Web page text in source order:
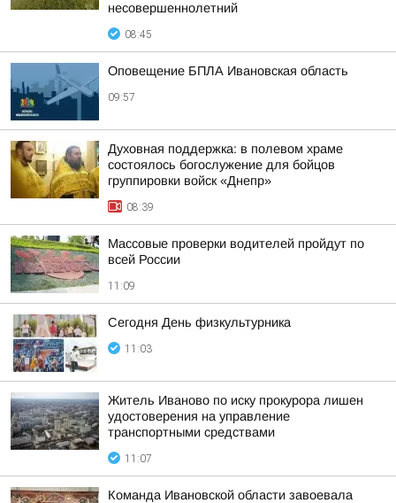
несовершеннолетний
08:45
Оповещение БПЛА Ивановская область
09:57
Духовная поддержка: в полевом храме
состоялось богослужение для бойцов
группировки войск «Днепр»
08:39
Массовые проверки водителей пройдут по
всей России
11:09
Сегодня День физкультурника
11:03
Житель Иваново по иску прокурора лишен
удостоверения на управление
транспортными средствами
11:07
Команда Ивановской области завоевала